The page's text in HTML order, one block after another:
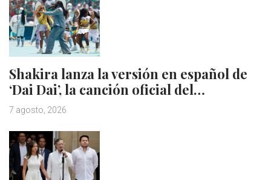
Shakira lanza la versión en español de
‘Dai Dai’, la canción oficial del…
7 agosto, 2026